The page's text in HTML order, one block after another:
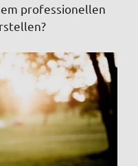
professionellen